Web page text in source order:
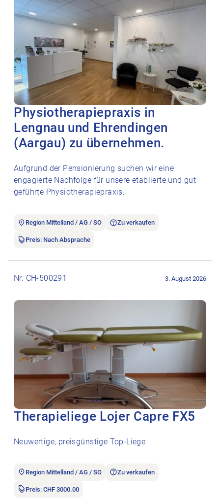
Physiotherapiepraxis in
Lengnau und Ehrendingen
(Aargau) zu übernehmen.
Aufgrund der Pensionierung suchen wir eine
engagierte Nachfolge für unsere etablierte und gut
geführte Physiotherapiepraxis.
Region Mittelland / AG / SO Zu verkaufen
Preis: Nach Absprache
Nr. CH-500291 3. August 2026
Therapieliege Lojer Capre FX5
Neuwertige, preisgünstige Top-Liege
Region Mittelland / AG / SO Zu verkaufen
Preis: CHF 3000.00